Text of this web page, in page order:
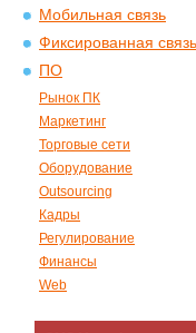
Мобильная связь
Фиксированная связь
ПО
Рынок ПК
Маркетинг
Торговые сети
Оборудование
Outsourcing
Кадры
Регулирование
Финансы
Web